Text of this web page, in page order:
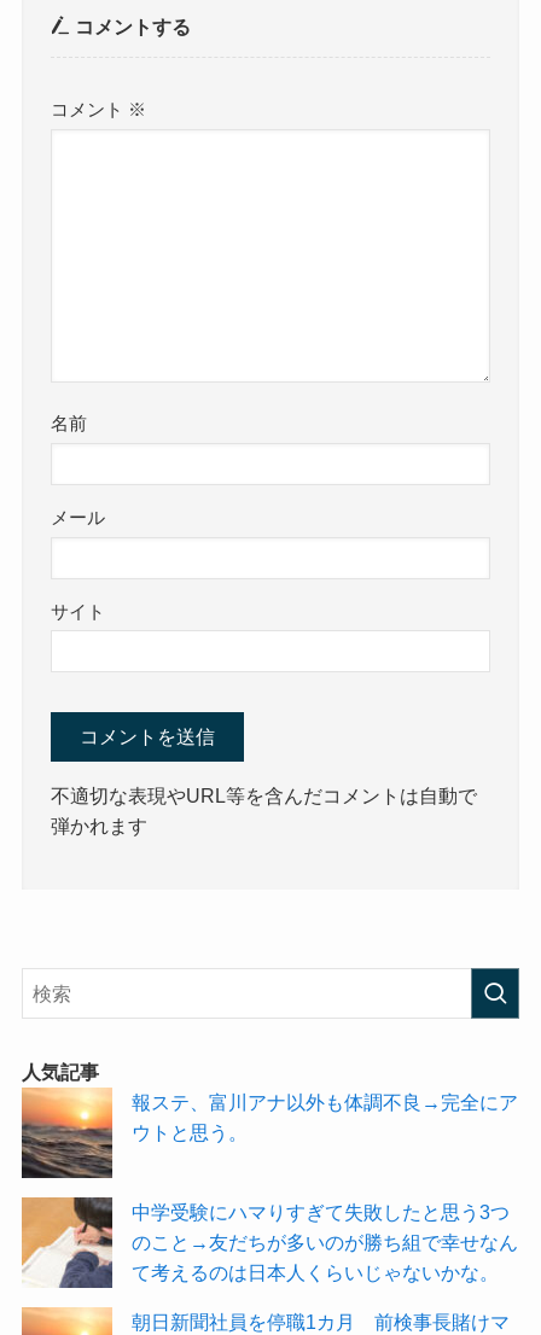
コメントする
コメント ※
名前
メール
サイト
不適切な表現やURL等を含んだコメントは自動で
弾かれます
人気記事
報ステ、富川アナ以外も体調不良→完全にア
ウトと思う。
中学受験にハマりすぎて失敗したと思う3つ
のこと→友だちが多いのが勝ち組で幸せなん
て考えるのは日本人くらいじゃないかな。
朝日新聞社員を停職1カ月 前検事長賭けマ